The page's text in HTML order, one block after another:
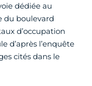
dédiée au
du boulevard
d’occupation
d’après l’enquête
cités dans le